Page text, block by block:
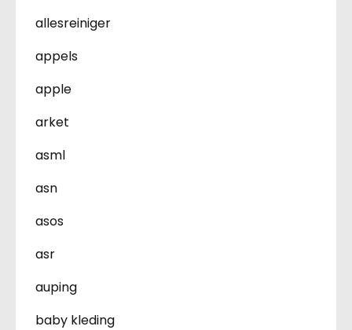
allesreiniger
appels
apple
arket
asml
asn
asos
asr
auping
baby kleding